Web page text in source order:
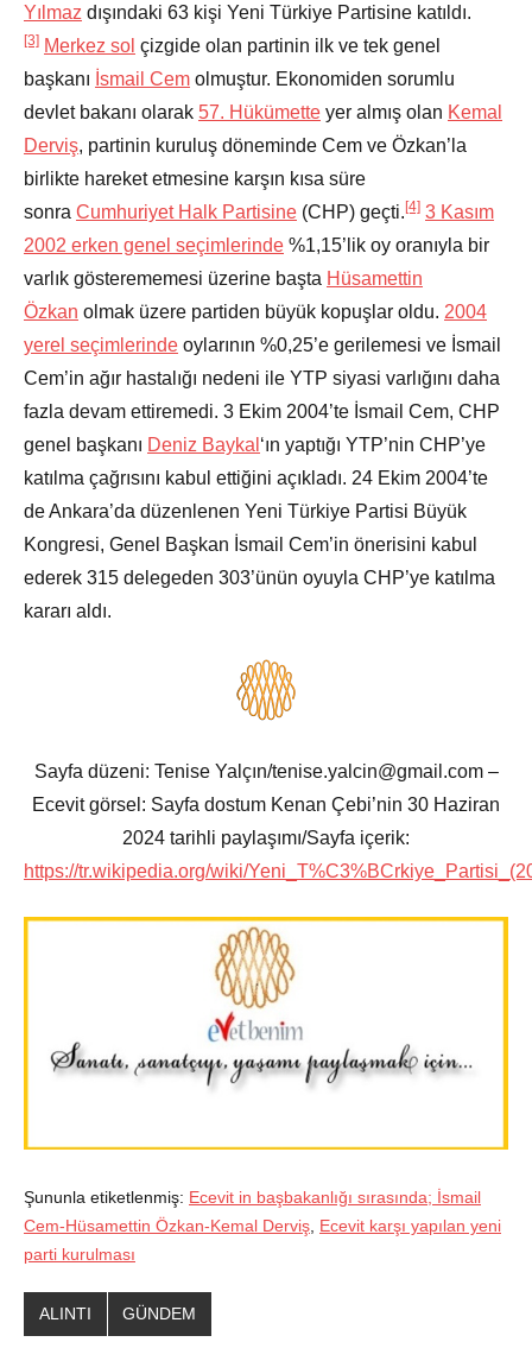
Yılmaz dışındaki 63 kişi Yeni Türkiye Partisine katıldı.
[3] Merkez sol çizgide olan partinin ilk ve tek genel
başkanı İsmail Cem olmuştur. Ekonomiden sorumlu
devlet bakanı olarak 57. Hükümette yer almış olan Kemal
Derviş, partinin kuruluş döneminde Cem ve Özkan’la
birlikte hareket etmesine karşın kısa süre
sonra Cumhuriyet Halk Partisine (CHP) geçti.[4] 3 Kasım
2002 erken genel seçimlerinde %1,15’lik oy oranıyla bir
varlık gösterememesi üzerine başta Hüsamettin
Özkan olmak üzere partiden büyük kopuşlar oldu. 2004
yerel seçimlerinde oylarının %0,25’e gerilemesi ve İsmail
Cem’in ağır hastalığı nedeni ile YTP siyasi varlığını daha
fazla devam ettiremedi. 3 Ekim 2004’te İsmail Cem, CHP
genel başkanı Deniz Baykal ‘ın yaptığı YTP’nin CHP’ye
katılma çağrısını kabul ettiğini açıkladı. 24 Ekim 2004’te
de Ankara’da düzenlenen Yeni Türkiye Partisi Büyük
Kongresi, Genel Başkan İsmail Cem’in önerisini kabul
ederek 315 delegeden 303’ünün oyuyla CHP’ye katılma
kararı aldı.
Sayfa düzeni: Tenise Yalçın/tenise.yalcin@gmail.com –
Ecevit görsel: Sayfa dostum Kenan Çebi’nin 30 Haziran
2024 tarihli paylaşımı/Sayfa içerik:
https://tr.wikipedia.org/wiki/
Şununla etiketlenmiş: Ecevit in başbakanlığı sırasında; İsmail
Cem-Hüsamettin Özkan-Kemal Derviş Ecevit karşı yapılan yeni
parti kurulması
ALINTI GÜNDEM